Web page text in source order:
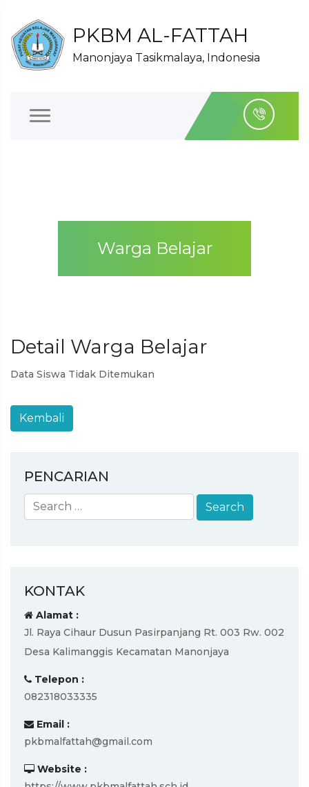
PKBM AL-FATTAH
Manonjaya Tasikmalaya, Indonesia
Warga Belajar
Detail Warga Belajar
Data Siswa Tidak Ditemukan
PENCARIAN
KONTAK
Alamat :
Jl. Raya Cihaur Dusun Pasirpanjang Rt. 003 Rw. 002
Desa Kalimanggis Kecamatan Manonjaya
Telepon :
082318033335
Email :
pkbmalfattah@gmail.com
Website :